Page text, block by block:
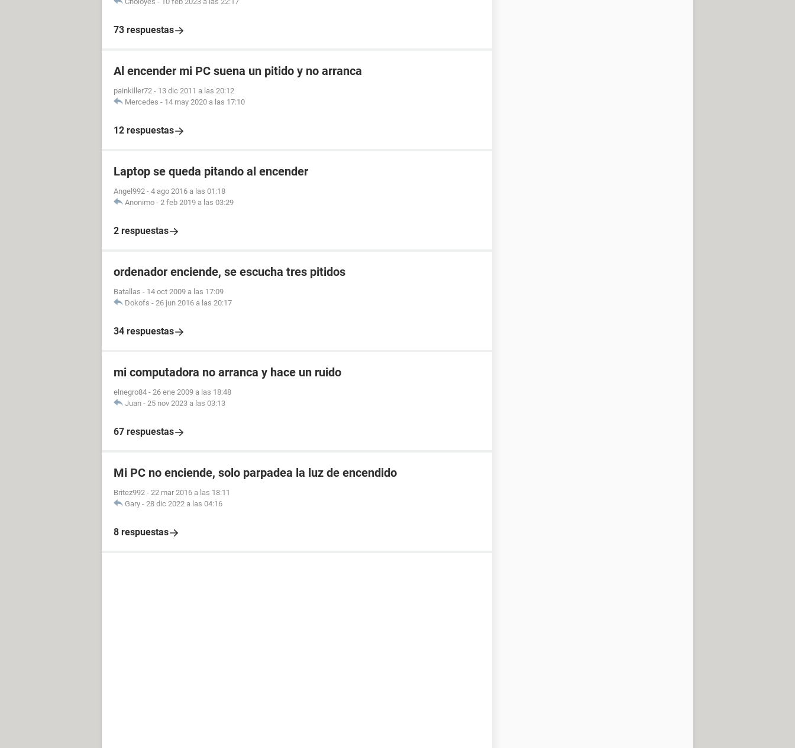
73 respuestas
Al encender mi PC suena un pitido y no arranca
painkiller72 - 13 dic 2011 a las 20:12
Mercedes - 14 may 2020 a las 17:10
12 respuestas
Laptop se queda pitando al encender
Angel992 - 4 ago 2016 a las 01:18
Anonimo - 2 feb 2019 a las 03:29
2 respuestas
ordenador enciende, se escucha tres pitidos
Batallas - 14 oct 2009 a las 17:09
Dokofs - 26 jun 2016 a las 20:17
34 respuestas
mi computadora no arranca y hace un ruido
elnegro84 - 26 ene 2009 a las 18:48
Juan - 25 nov 2023 a las 03:13
67 respuestas
Mi PC no enciende, solo parpadea la luz de encendido
Britez992 - 22 mar 2016 a las 18:11
Gary - 28 dic 2022 a las 04:16
8 respuestas